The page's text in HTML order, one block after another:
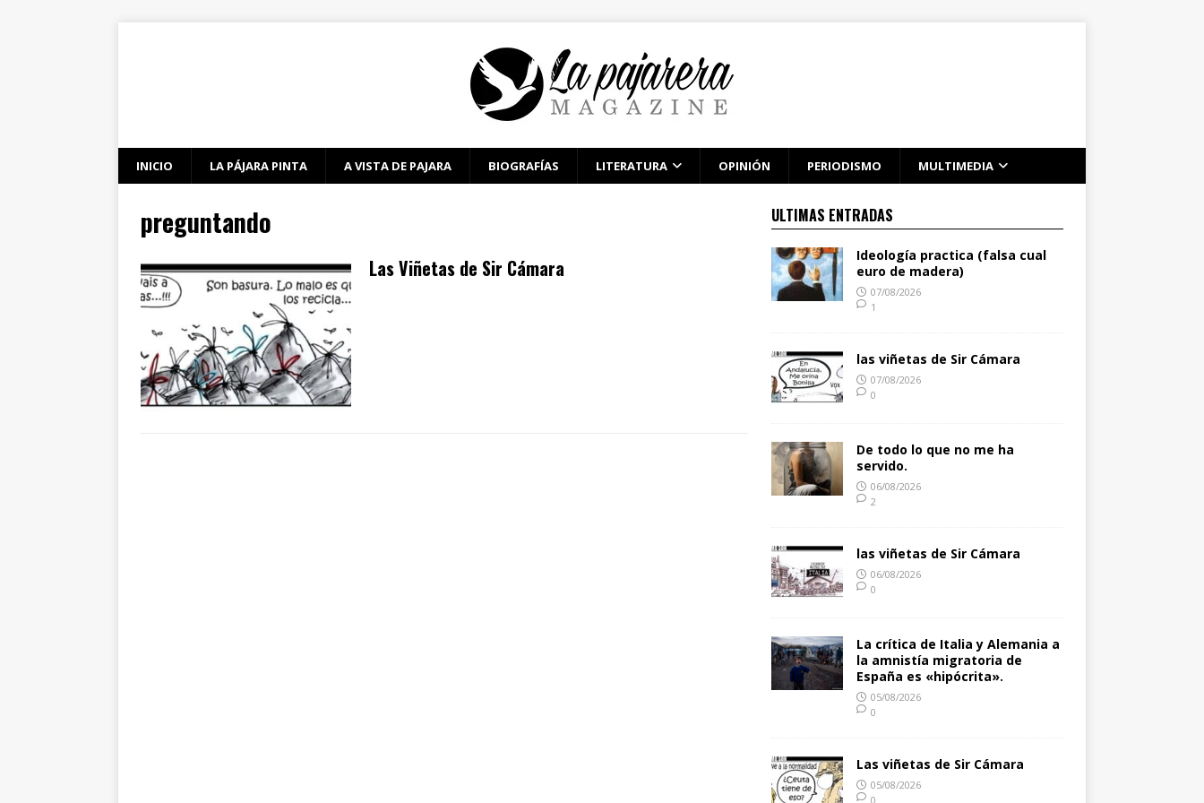
INICIO LA PÁJARA PINTA A VISTA DE PAJARA BIOGRAFÍAS LITERATURA OPINIÓN PERIODISMO MULTIMEDIA
preguntando
Las Viñetas de Sir Cámara
ULTIMAS ENTRADAS
Ideología practica (falsa cual
euro de madera)
07/08/2026
1
las viñetas de Sir Cámara
07/08/2026
0
De todo lo que no me ha
servido.
06/08/2026
2
las viñetas de Sir Cámara
06/08/2026
0
La crítica de Italia y Alemania a
la amnistía migratoria de
España es «hipócrita».
05/08/2026
0
Las viñetas de Sir Cámara
05/08/2026
0